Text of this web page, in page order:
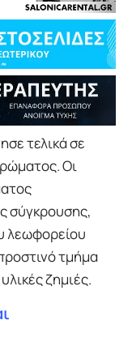
τελικά σε
Οι
σύγκρουσης,
λεωφορείου
τμήμα
ζημιές.